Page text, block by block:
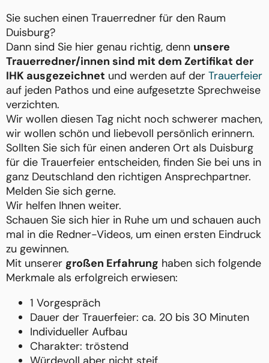
Sie suchen einen Trauerredner für den Raum
Duisburg?
Dann sind Sie hier genau richtig, denn unsere
Trauerredner/innen sind mit dem Zertifikat der
IHK ausgezeichnet und werden auf der Trauerfeier
auf jeden Pathos und eine aufgesetzte Sprechweise
verzichten.
Wir wollen diesen Tag nicht noch schwerer machen,
wir wollen schön und liebevoll persönlich erinnern.
Sollten Sie sich für einen anderen Ort als Duisburg
für die Trauerfeier entscheiden, finden Sie bei uns in
ganz Deutschland den richtigen Ansprechpartner.
Melden Sie sich gerne.
Wir helfen Ihnen weiter.
Schauen Sie sich hier in Ruhe um und schauen auch
mal in die Redner-Videos, um einen ersten Eindruck
zu gewinnen.
Mit unserer großen Erfahrung haben sich folgende
Merkmale als erfolgreich erwiesen:
1 Vorgespräch
Dauer der Trauerfeier: ca. 20 bis 30 Minuten
Individueller Aufbau
Charakter: tröstend